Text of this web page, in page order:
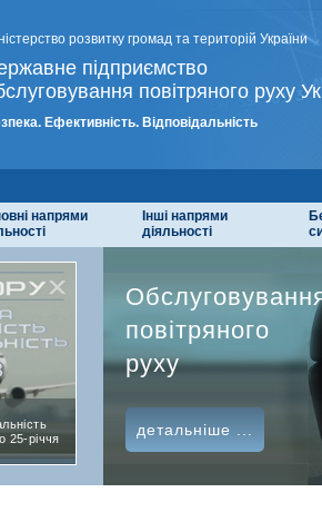
розвитку громад та територій України
підприємство
повітряного руху
Ефективність. Відповідальність
напрями
Інші напрями
діяльності
25-річчя
повітряного
руху
детальніше ...